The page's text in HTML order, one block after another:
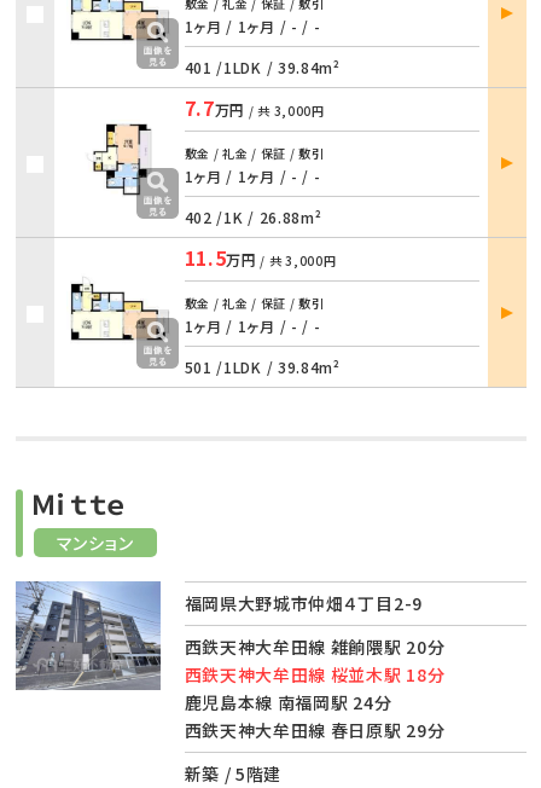
1ヶ月 / 1ヶ月 / - / -
401 /1LDK / 39.84m²
詳細
7.7万円 / 共 3,000円
敷金 / 礼金 / 保証 / 敷引
1ヶ月 / 1ヶ月 / - / -
402 /1K / 26.88m²
部屋
詳細
11.5万円 / 共3,000円
敷金 / 礼金 / 保証 / 敷引
1ヶ月 / 1ヶ月 / - / -
501 /1LDK / 39.84m²
部屋
詳細
マンション
Ｍｉｔｔｅ
福岡県大野城市仲畑４丁目2-9
西鉄天神大牟田線 雑餉隈駅 20分
西鉄天神大牟田線 桜並木駅 18分
鹿児島本線 南福岡駅 24分
西鉄天神大牟田線 春日原駅 29分
新築 / 5階建